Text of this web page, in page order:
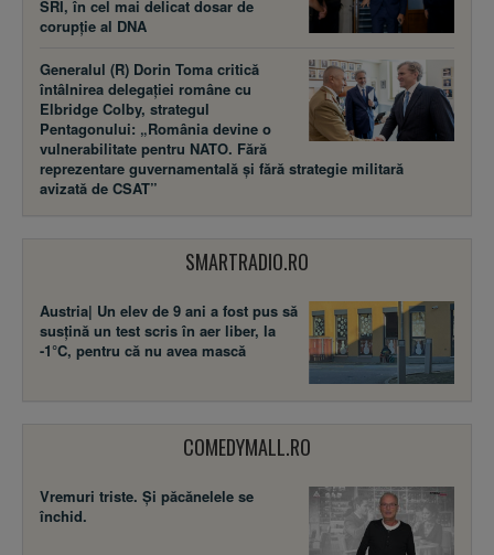
SRI, în cel mai delicat dosar de
corupție al DNA
Generalul (R) Dorin Toma critică
întâlnirea delegației române cu
Elbridge Colby, strategul
Pentagonului: „România devine o
vulnerabilitate pentru NATO. Fără
reprezentare guvernamentală și fără strategie militară
avizată de CSAT”
SMARTRADIO.RO
Austria| Un elev de 9 ani a fost pus să
susţină un test scris în aer liber, la
-1°C, pentru că nu avea mască
COMEDYMALL.RO
Vremuri triste. Şi păcănelele se
închid.